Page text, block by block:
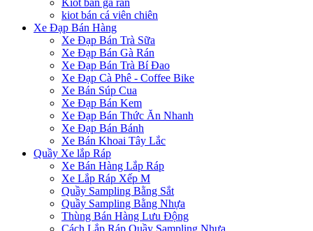
Kiot bán gà rán
kiot bán cá viên chiên
Xe Đạp Bán Hàng
Xe Đạp Bán Trà Sữa
Xe Đạp Bán Gà Rán
Xe Đạp Bán Trà Bí Đao
Xe Đạp Cà Phê - Coffee Bike
Xe Bán Súp Cua
Xe Đạp Bán Kem
Xe Đạp Bán Thức Ăn Nhanh
Xe Đạp Bán Bánh
Xe Bán Khoai Tây Lắc
Quầy Xe lắp Ráp
Xe Bán Hàng Lắp Ráp
Xe Lắp Ráp Xếp M
Quầy Sampling Bằng Sắt
Quầy Sampling Bằng Nhựa
Thùng Bán Hàng Lưu Động
Cách Lắp Ráp Quầy Sampling Nhựa